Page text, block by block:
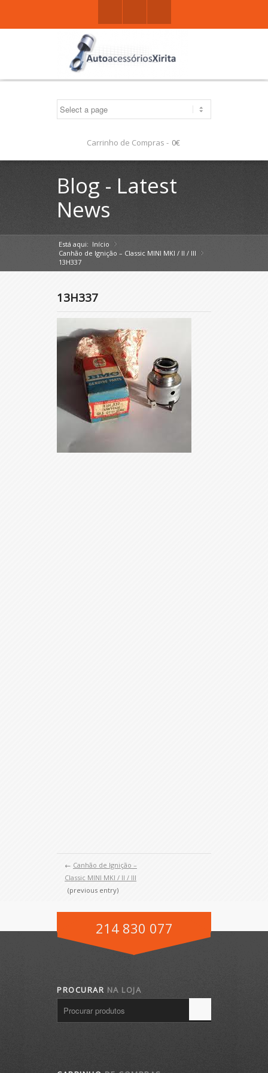
Carrinho de Compras - 0€
Blog - Latest
News
Está aqui: Início
Canhão de Ignição – Classic MINI MKI / II / III
13H337
13H337
← Canhão de Ignição –
Classic MINI MKI / II / III
(previous entry)
214 830 077
PROCURAR NA LOJA